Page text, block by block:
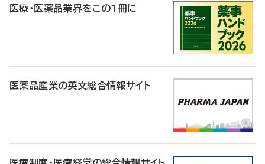
医療・医薬品業界をこの1冊に
医薬品産業の英文総合情報サイト